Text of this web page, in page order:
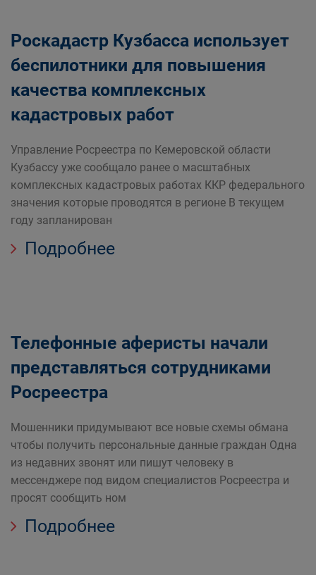
Роскадастр Кузбасса использует
беспилотники для повышения
качества комплексных
кадастровых работ
Управление Росреестра по Кемеровской области
Кузбассу уже сообщало ранее о масштабных
комплексных кадастровых работах ККР федерального
значения которые проводятся в регионе В текущем
году запланирован
Подробнее
Телефонные аферисты начали
представляться сотрудниками
Росреестра
Мошенники придумывают все новые схемы обмана
чтобы получить персональные данные граждан Одна
из недавних звонят или пишут человеку в
мессенджере под видом специалистов Росреестра и
просят сообщить ном
Подробнее